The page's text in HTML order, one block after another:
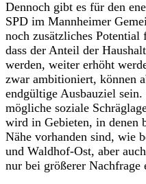
Dennoch gibt es für den
SPD im Mannheimer
noch zusätzliches
dass der Anteil der
werden, weiter erhöht
zwar ambitioniert, können
endgültige Ausbauziel
mögliche soziale
wird in Gebieten, in denen
Nähe vorhanden sind, wie
und Waldhof-Ost, aber
nur bei größerer Nachfrage